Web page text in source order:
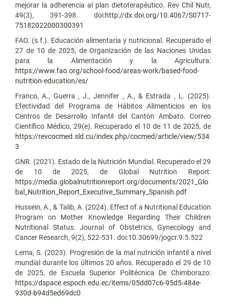
mejorar la adherencia al plan dietoterapéutico. Rev Chil Nutr,
49(3), 391-398. doi:http://dx.doi.org/10.4067/S0717-
75182022000300391
FAO. (s.f.). Educación alimentaria y nutricional. Recuperado el
27 de 10 de 2025, de Organización de las Naciones Unidas
para la Alimentación y la Agricultura:
https://www.fao.org/school-food/areas-work/based-food-
nutrition-education/es/
Franco, A., Guerra , J., Jennifer , A., & Estrada , L. (2025).
Efectividad del Programa de Hábitos Alimenticios en los
Centros de Desarrollo Infantil del Cantón Ambato. Correo
Científico Médico, 29(e). Recuperado el 10 de 11 de 2025, de
https://revcocmed.sld.cu/index.php/cocmed/article/view/534
3
GNR. (2021). Estado de la Nutrición Mundial. Recuperado el 29
de 10 de 2025, de Global Nutrition Report:
https://media.globalnutritionreport.org/documents/2021_Glo
bal_Nutrition_Report_Executive_Summary_Spanish.pdf
Hussein, A., & Talib, A. (2024). Effect of a Nutritional Education
Program on Mother Knowledge Regarding Their Children
Nutritional Status. Journal of Obstetrics, Gynecology and
Cancer Research, 9(2), 522-531. doi:10.30699/jogcr.9.5.522
Lema, S. (2023). Progresión de la mal nutrición infantil a nivel
mundial durante los últimos 20 años. Recuperado el 29 de 10
de 2025, de Escuela Superior Politécnica De Chimborazo:
https://dspace.espoch.edu.ec/items/05dd07c6-95d5-484e-
930d-b94d5ed69dc0